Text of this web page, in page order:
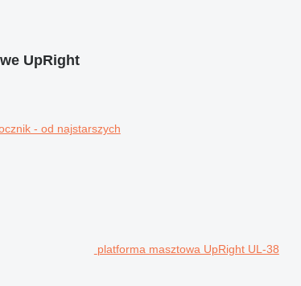
UpRight
- od najstarszych
platforma masztowa UpRight UL-38